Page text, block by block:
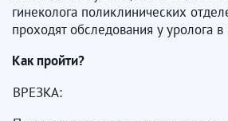
гинеколога поликлинических
проходят обследования у уролога
Как пройти?
ВРЕЗКА: